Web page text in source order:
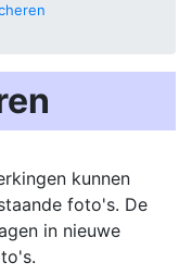
kunnen
foto's. De
in nieuwe